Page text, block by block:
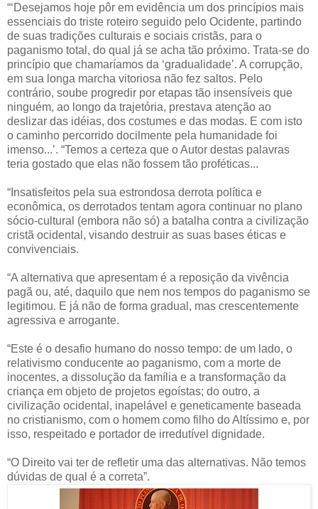
“‘Desejamos hoje pôr em evidência um dos princípios mais
essenciais do triste roteiro seguido pelo Ocidente, partindo
de suas tradições culturais e sociais cristãs, para o
paganismo total, do qual já se acha tão próximo. Trata-se do
princípio que chamaríamos da ‘gradualidade’. A corrupção,
em sua longa marcha vitoriosa não fez saltos. Pelo
contrário, soube progredir por etapas tão insensíveis que
ninguém, ao longo da trajetória, prestava atenção ao
deslizar das idéias, dos costumes e das modas. E com isto
o caminho percorrido docilmente pela humanidade foi
imenso...’. “Temos a certeza que o Autor destas palavras
teria gostado que elas não fossem tão proféticas...
“Insatisfeitos pela sua estrondosa derrota política e
econômica, os derrotados tentam agora continuar no plano
sócio-cultural (embora não só) a batalha contra a civilização
cristã ocidental, visando destruir as suas bases éticas e
convivenciais.
“A alternativa que apresentam é a reposição da vivência
pagã ou, até, daquilo que nem nos tempos do paganismo se
legitimou. E já não de forma gradual, mas crescentemente
agressiva e arrogante.
“Este é o desafio humano do nosso tempo: de um lado, o
relativismo conducente ao paganismo, com a morte de
inocentes, a dissolução da família e a transformação da
criança em objeto de projetos egoístas; do outro, a
civilização ocidental, inapelável e geneticamente baseada
no cristianismo, com o homem como filho do Altíssimo e, por
isso, respeitado e portador de irredutível dignidade.
“O Direito vai ter de refletir uma das alternativas. Não temos
dúvidas de qual é a correta”.